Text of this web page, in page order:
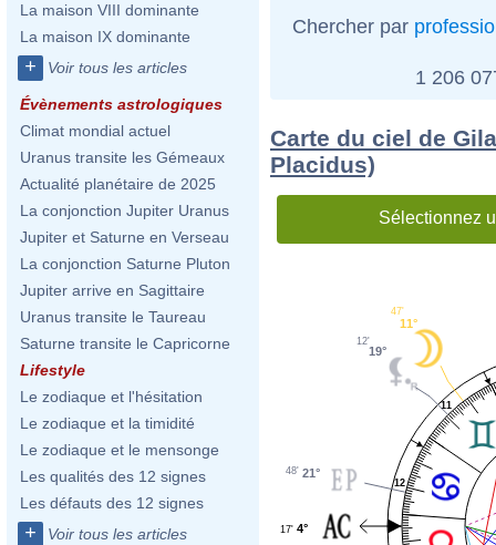
La maison VIII dominante
La maison IX dominante
+ Voir tous les articles
Évènements astrologiques
Climat mondial actuel
Uranus transite les Gémeaux
Actualité planétaire de 2025
La conjonction Jupiter Uranus
Jupiter et Saturne en Verseau
La conjonction Saturne Pluton
Jupiter arrive en Sagittaire
Uranus transite le Taureau
Saturne transite le Capricorne
Lifestyle
Le zodiaque et l'hésitation
Le zodiaque et la timidité
Le zodiaque et le mensonge
Les qualités des 12 signes
Les défauts des 12 signes
+ Voir tous les articles
Chercher par
1 206
Carte du ciel de
Placidus)
Sélectionnez
11
12
11°
47'
19°
12'
21°
48'
4°
17'